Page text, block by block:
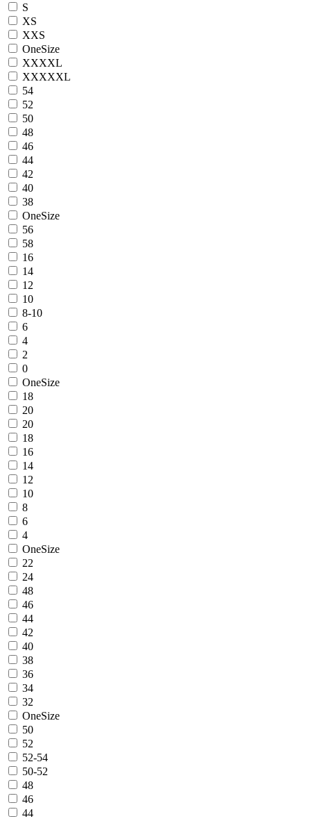
S
XS
XXS
OneSize
XXXXL
XXXXXL
54
52
50
48
46
44
42
40
38
OneSize
56
58
16
14
12
10
8-10
6
4
2
0
OneSize
18
20
20
18
16
14
12
10
8
6
4
OneSize
22
24
48
46
44
42
40
38
36
34
32
OneSize
50
52
52-54
50-52
48
46
44